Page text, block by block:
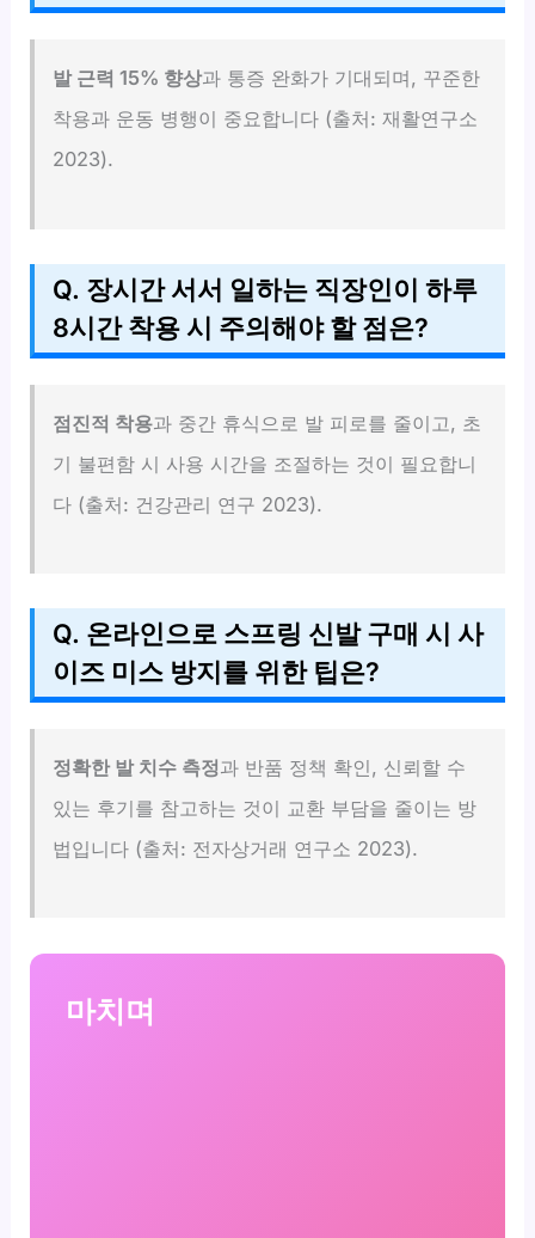
발 근력 15% 향상과 통증 완화가 기대되며, 꾸준한
착용과 운동 병행이 중요합니다 (출처: 재활연구소
2023).
Q. 장시간 서서 일하는 직장인이 하루
8시간 착용 시 주의해야 할 점은?
점진적 착용과 중간 휴식으로 발 피로를 줄이고, 초
기 불편함 시 사용 시간을 조절하는 것이 필요합니
다 (출처: 건강관리 연구 2023).
Q. 온라인으로 스프링 신발 구매 시 사
이즈 미스 방지를 위한 팁은?
정확한 발 치수 측정과 반품 정책 확인, 신뢰할 수
있는 후기를 참고하는 것이 교환 부담을 줄이는 방
법입니다 (출처: 전자상거래 연구소 2023).
마치며